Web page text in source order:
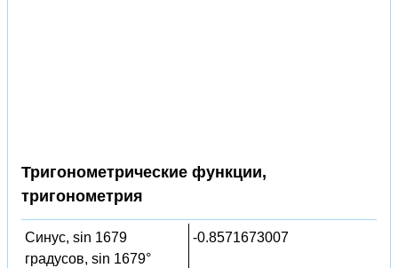
Тригонометрические функции,
тригонометрия
Синус, sin 1679
градусов, sin 1679°
-0.8571673007